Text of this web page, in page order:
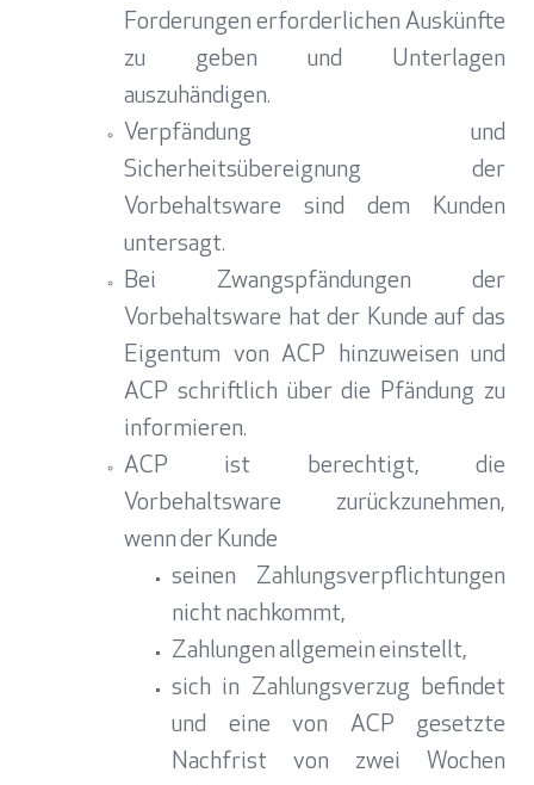
Forderungen erforderlichen Auskünfte
zu geben und Unterlagen
auszuhändigen.
Verpfändung und
Sicherheitsübereignung der
Vorbehaltsware sind dem Kunden
untersagt.
Bei Zwangspfändungen der
Vorbehaltsware hat der Kunde auf das
Eigentum von ACP hinzuweisen und
ACP schriftlich über die Pfändung zu
informieren.
ACP ist berechtigt, die
Vorbehaltsware zurückzunehmen,
wenn der Kunde
seinen Zahlungsverpflichtungen
nicht nachkommt,
Zahlungen allgemein einstellt,
sich in Zahlungsverzug befindet
und eine von ACP gesetzte
Nachfrist von zwei Wochen